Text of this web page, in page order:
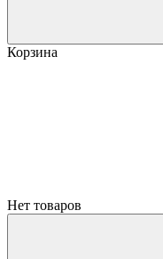
Корзина
Нет товаров